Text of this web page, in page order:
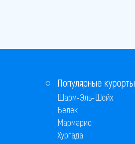
Популярные курорты
Шарм-Эль-Шейх
Белек
Мармарис
Хургада